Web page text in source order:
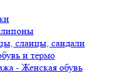
сланцы, сандали
и термо
- Женская обувь